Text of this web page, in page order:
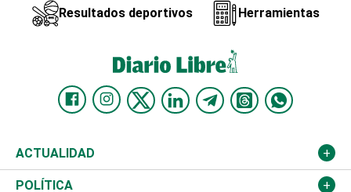
Resultados deportivos Herramientas
ACTUALIDAD
Nacional
POLÍTICA